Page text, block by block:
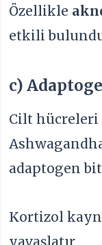
Özellikle
etkili
c)
Cilt hücreleri
adaptogen
Kortizol
yavaşlatır